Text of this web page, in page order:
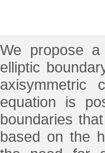
We propose
elliptic
axisymmetric
equation is
boundaries
based on the